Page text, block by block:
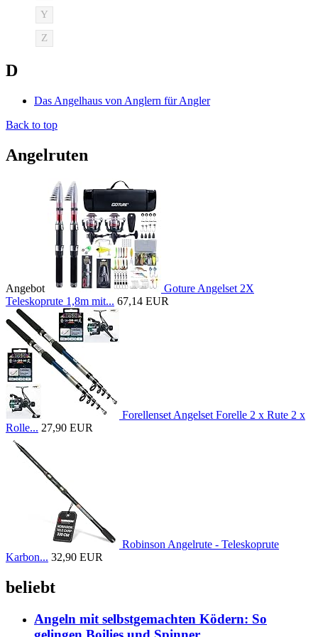
Y
Z
D
Das Angelhaus von Anglern für Angler
Back to top
Angelruten
Angebot
Goture Angelset 2X
Teleskoprute 1,8m mit... 67,14 EUR
Forellenset Angelset Forelle 2 x Rute 2 x
Rolle... 27,90 EUR
Robinson Angelrute - Teleskoprute
Karbon... 32,90 EUR
beliebt
Angeln mit selbstgemachten Ködern: So